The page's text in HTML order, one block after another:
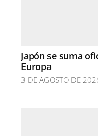
Japón se suma
Europa
3 DE AGOSTO DE